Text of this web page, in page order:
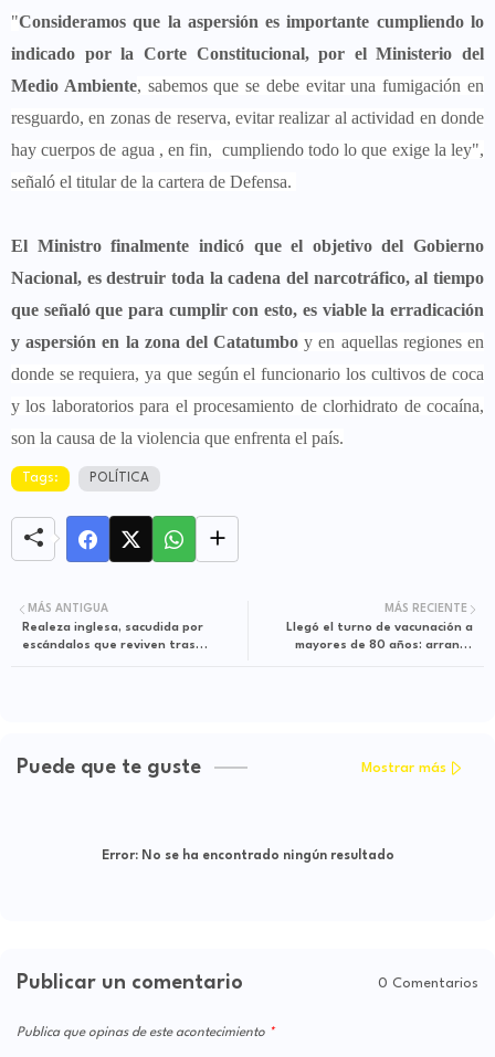
"Consideramos que la aspersión es importante cumpliendo lo
indicado por la Corte Constitucional, por el Ministerio del
Medio Ambiente, sabemos que se debe evitar una fumigación en
resguardo, en zonas de reserva, evitar realizar al actividad en donde
hay cuerpos de agua , en fin, cumpliendo todo lo que exige la ley",
señaló el titular de la cartera de Defensa.
El Ministro finalmente indicó que el objetivo del Gobierno
Nacional, es destruir toda la cadena del narcotráfico, al tiempo
que señaló que para cumplir con esto, es viable la erradicación
y aspersión en la zona del Catatumbo y en aquellas regiones en
donde se requiera, ya que según el funcionario los cultivos de coca
y los laboratorios para el procesamiento de clorhidrato de cocaína,
son la causa de la violencia que enfrenta el país.
Tags: POLÍTICA
MÁS RECIENTE
Llegó el turno de vacunación a
mayores de 80 años: arrancó
MÁS ANTIGUA
Realeza inglesa, sacudida por
escándalos que reviven tras
Puede que te guste Mostrar más
Error:No se ha encontrado ningún resultado
Publicar un comentario 0 Comentarios
Publica que opinas de este acontecimiento